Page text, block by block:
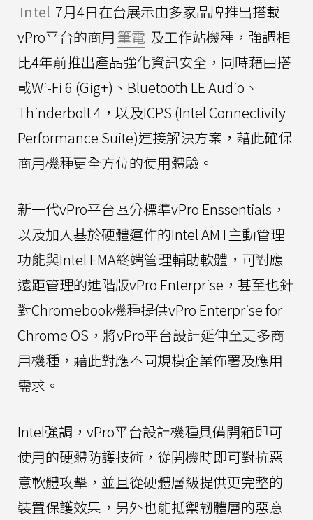
Intel 7月4日在台展示由多家品牌推出搭載
vPro平台的商用 筆電 及工作站機種，強調相
比4年前推出產品強化資訊安全，同時藉由搭
載Wi-Fi 6 (Gig+)、Bluetooth LE Audio、
Thinderbolt 4，以及ICPS (Intel Connectivity
Performance Suite)連接解決方案，藉此確保
商用機種更全方位的使用體驗。
新一代vPro平台區分標準vPro Enssentials，
以及加入基於硬體運作的Intel AMT主動管理
功能與Intel EMA終端管理輔助軟體，可對應
遠距管理的進階版vPro Enterprise，甚至也針
對Chromebook機種提供vPro Enterprise for
Chrome OS，將vPro平台設計延伸至更多商
用機種，藉此對應不同規模企業佈署及應用
需求。
Intel強調，vPro平台設計機種具備開箱即可
使用的硬體防護技術，從開機時即可對抗惡
意軟體攻擊，並且從硬體層級提供更完整的
裝置保護效果，另外也能抵禦韌體層的惡意